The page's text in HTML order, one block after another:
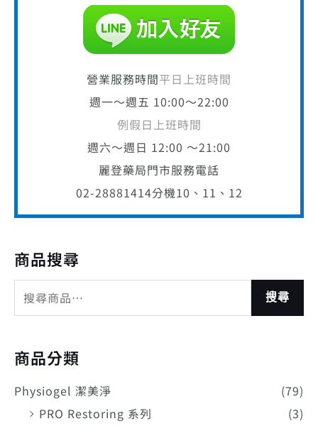
營業服務時間平日上班時間
週一～週五 10:00～22:00
例假日上班時間
週六～週日 12:00 ～21:00
麗登藥局門市服務電話
02-28881414分機10、11、12
商品搜尋
搜尋
商品分類
Physiogel 潔美淨
(79)
PRO Restoring 系列
(3)